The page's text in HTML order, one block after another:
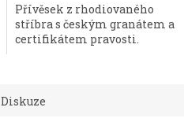
Přívěsek z rhodiovaného
stříbra s českým granátem a
certifikátem pravosti.
Diskuze